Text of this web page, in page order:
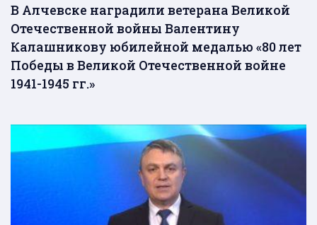
В Алчевске наградили ветерана Великой
Отечественной войны Валентину
Калашникову юбилейной медалью «80 лет
Победы в Великой Отечественной войне
1941-1945 гг.»